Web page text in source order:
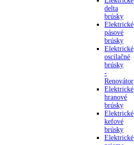
delta
brúsky
Elektrické
pásové
brúsky
Elektrické
oscilačné
brúsky
-
Renovátor
Elektrické
hranové
brúsky
Elektrické
kefové
brúsky
Elektrické